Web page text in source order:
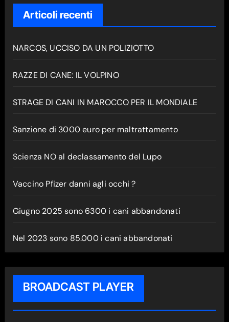
Articoli recenti
NARCOS, UCCISO DA UN POLIZIOTTO
RAZZE DI CANE: IL VOLPINO
STRAGE DI CANI IN MAROCCO PER IL MONDIALE
Sanzione di 3000 euro per maltrattamento
Scienza NO al declassamento del Lupo
Vaccino Pfizer danni agli occhi ?
Giugno 2025 sono 6300 i cani abbandonati
Nel 2023 sono 85.000 i cani abbandonati
BROADCAST PLAYER